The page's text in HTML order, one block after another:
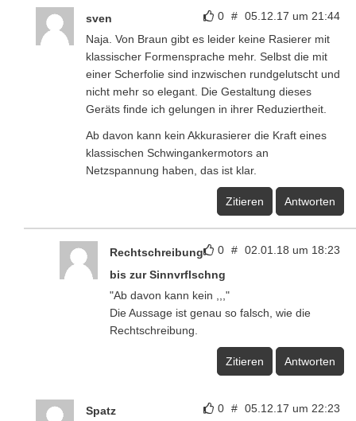
0 # 05.12.17 um 21:44
sven
Naja. Von Braun gibt es leider keine Rasierer mit
klassischer Formensprache mehr. Selbst die mit
einer Scherfolie sind inzwischen rundgelutscht und
nicht mehr so elegant. Die Gestaltung dieses
Geräts finde ich gelungen in ihrer Reduziertheit.
Ab davon kann kein Akkurasierer die Kraft eines
klassischen Schwingankermotors an
Netzspannung haben, das ist klar.
Zitieren Antworten
0 # 02.01.18 um 18:23
Rechtschreibung
bis zur Sinnvrflschng
"Ab davon kann kein ,,,"
Die Aussage ist genau so falsch, wie die
Rechtschreibung.
Zitieren Antworten
0 # 05.12.17 um 22:23
Spatz